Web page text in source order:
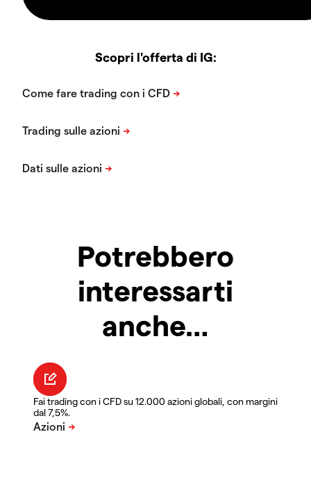
Scopri l'offerta di IG:
Potrebbero
interessarti
anche…
Fai trading con i CFD su 12.000 azioni globali, con margini
dal 7,5%.